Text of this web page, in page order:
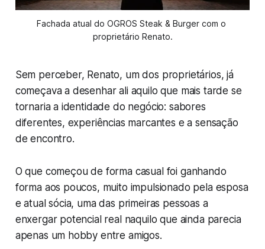
Fachada atual do OGROS Steak & Burger com o
proprietário Renato.
Sem perceber, Renato, um dos proprietários, já
começava a desenhar ali aquilo que mais tarde se
tornaria a identidade do negócio: sabores
diferentes, experiências marcantes e a sensação
de encontro.
O que começou de forma casual foi ganhando
forma aos poucos, muito impulsionado pela esposa
e atual sócia, uma das primeiras pessoas a
enxergar potencial real naquilo que ainda parecia
apenas um hobby entre amigos.